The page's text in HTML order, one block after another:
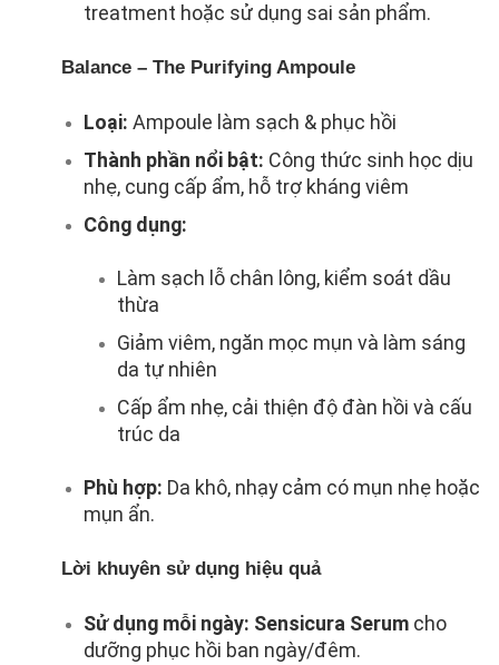
treatment hoặc sử dụng sai sản phẩm.
Balance – The Purifying Ampoule
Loại: Ampoule làm sạch & phục hồi
Thành phần nổi bật: Công thức sinh học dịu
nhẹ, cung cấp ẩm, hỗ trợ kháng viêm
Công dụng:
Làm sạch lỗ chân lông, kiểm soát dầu
thừa
Giảm viêm, ngăn mọc mụn và làm sáng
da tự nhiên
Cấp ẩm nhẹ, cải thiện độ đàn hồi và cấu
trúc da
Phù hợp: Da khô, nhạy cảm có mụn nhẹ hoặc
mụn ẩn.
Lời khuyên sử dụng hiệu quả
Sử dụng mỗi ngày: Sensicura Serum cho
dưỡng phục hồi ban ngày/đêm.